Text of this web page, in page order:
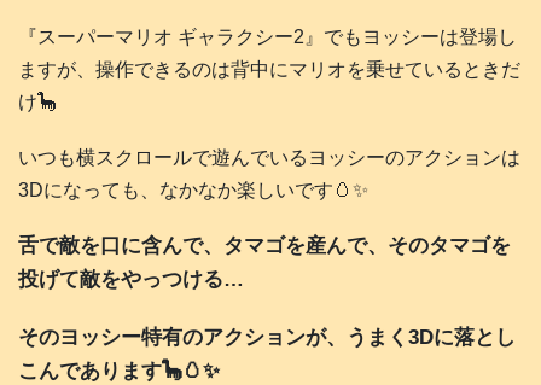
『スーパーマリオ ギャラクシー2』でもヨッシーは登場し
ますが、操作できるのは背中にマリオを乗せているときだ
け🦕
いつも横スクロールで遊んでいるヨッシーのアクションは
3Dになっても、なかなか楽しいです🥚✨
舌で敵を口に含んで、タマゴを産んで、そのタマゴを
投げて敵をやっつける…
そのヨッシー特有のアクションが、うまく3Dに落とし
こんであります🦕🥚✨